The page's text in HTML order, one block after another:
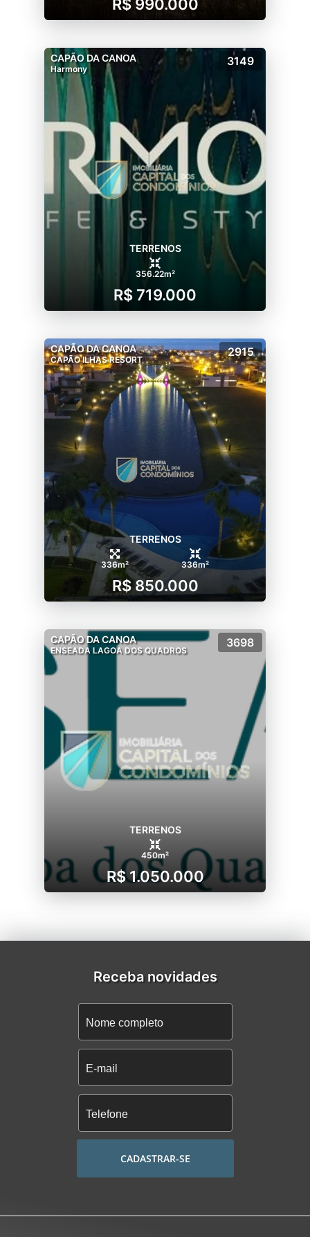
R$ 990.000
CAPÃO DA CANOA
Harmony
3149
TERRENOS
356.22m²
R$ 719.000
CAPÃO DA CANOA
CAPÃO ILHAS RESORT
2915
TERRENOS
336m² 336m²
R$ 850.000
CAPÃO DA CANOA
ENSEADA LAGOA DOS QUADROS
3698
TERRENOS
450m²
R$ 1.050.000
Receba novidades
CADASTRAR-SE